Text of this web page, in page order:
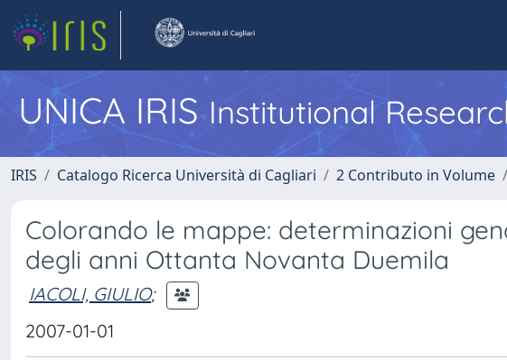
UNICA IRISInstitutional
IRIS Catalogo Ricerca Università di Cagliari 2 Contributo in Volume
Colorando le mappe: determinazioni
degli anni Ottanta Novanta Duemila
IACOLI, GIULIO;
2007-01-01